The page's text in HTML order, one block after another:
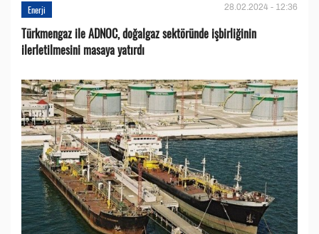
Enerji 28.02.2024 - 12:36
Türkmengaz ile ADNOC, doğalgaz sektöründe işbirliğinin
ilerletilmesini masaya yatırdı